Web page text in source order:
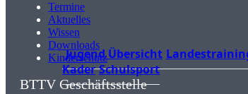
Jugend Übersicht
Kader Schulsport
Termine
Aktuelles
Wissen
Downloads
Kinderschutz
BTTV Geschäftsstelle